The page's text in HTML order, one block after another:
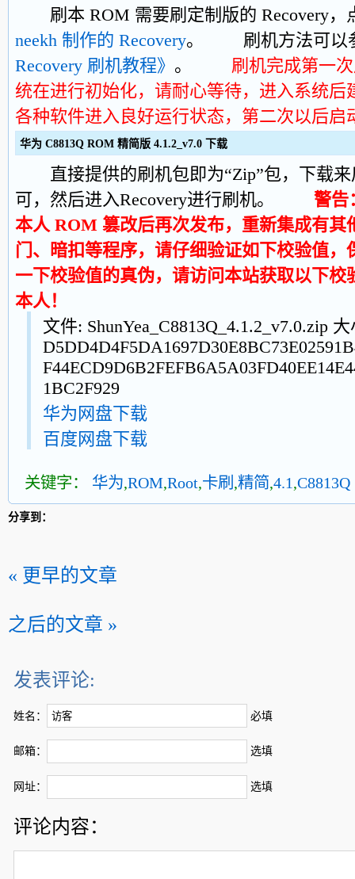
刷本 ROM 需要刷定制版的 Recovery，
neekh 制作的 Recovery。 刷机方法可以
Recovery 刷机教程》 。 刷机完成第一
统在进行初始化，请耐心等待，进入系统后
各种软件进入良好运行状态，第二次以后启
华为 C8813Q ROM 精简版 4.1.2_v7.0 下载
直接提供的刷机包即为“Zip”包，下载来
可，然后进入Recovery进行刷机。 警告
本人 ROM 篡改后再次发布，重新集成有其
门、暗扣等程序，请仔细验证如下校验值，
一下校验值的真伪，请访问本站获取以下校
本人！
文件: ShunYea_C8813Q_4.1.2_v7.0.zip
1BC2F929
华为网盘下载
百度网盘下载
关键字： 华为,ROM,Root,卡刷 ,精简,4.1,C8813Q
分享到：
« 更早的文章
之后的文章 »
发表评论:
姓名： 必填
邮箱： 选填
网址： 选填
评论内容：